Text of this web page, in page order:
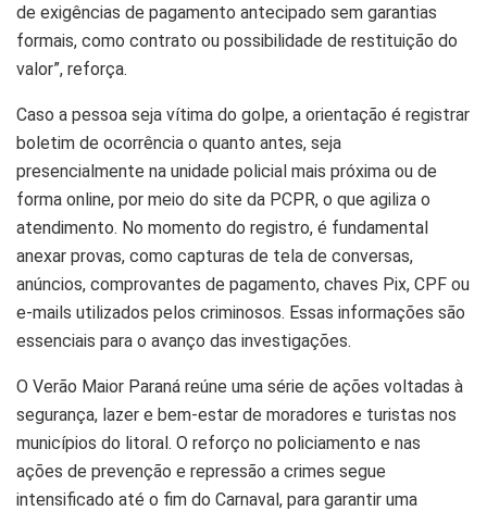
de exigências de pagamento antecipado sem garantias
formais, como contrato ou possibilidade de restituição do
valor”, reforça.
Caso a pessoa seja vítima do golpe, a orientação é registrar
boletim de ocorrência o quanto antes, seja
presencialmente na unidade policial mais próxima ou de
forma online, por meio do site da PCPR, o que agiliza o
atendimento. No momento do registro, é fundamental
anexar provas, como capturas de tela de conversas,
anúncios, comprovantes de pagamento, chaves Pix, CPF ou
e-mails utilizados pelos criminosos. Essas informações são
essenciais para o avanço das investigações.
O Verão Maior Paraná reúne uma série de ações voltadas à
segurança, lazer e bem-estar de moradores e turistas nos
municípios do litoral. O reforço no policiamento e nas
ações de prevenção e repressão a crimes segue
intensificado até o fim do Carnaval, para garantir uma